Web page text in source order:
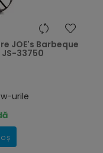
JOE's Barbeque
33750
urile